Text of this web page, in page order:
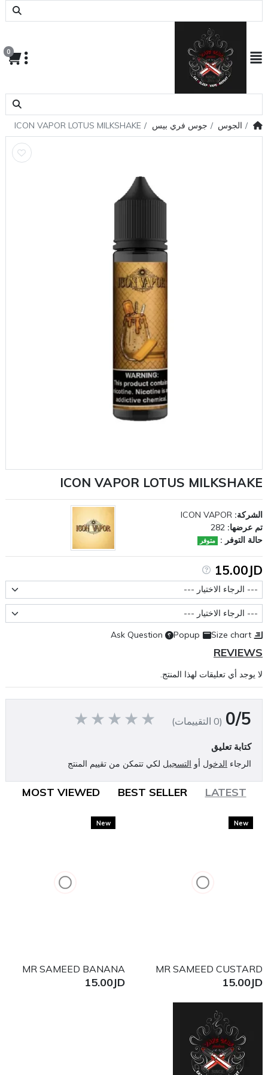
0
الجوس جوس فري بيس ICON VAPOR LOTUS MILKSHAKE
ICON VAPOR LOTUS MILKSHAKE
الشركة: ICON VAPOR
تم عرضها: 282
حالة التوفر :
متوفر
15.00JD
حجم العبوة
عيار النيكوتين
Size chart
Popup
Ask Question
REVIEWS
لا يوجد أي تعليقات لهذا المنتج.
0/5 (0 التقييمات)
كتابة تعليق
الرجاء الدخول أو التسجيل لكي تتمكن من تقييم المنتج
LATEST
BEST SELLER
MOST VIEWED
New
MR SAMEED CUSTARD
15.00JD
New
MR SAMEED BANANA
15.00JD